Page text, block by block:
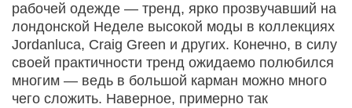
рабочей одежде — тренд, ярко прозвучавший на
лондонской Неделе высокой моды в коллекциях
Jordanluca, Craig Green и других. Конечно, в силу
своей практичности тренд ожидаемо полюбился
многим — ведь в большой карман можно много
чего сложить. Наверное, примерно так